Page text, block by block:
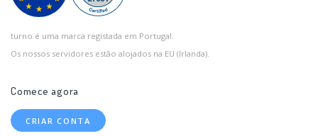
turno é uma marca registada em Portugal.
Os nossos servidores estão alojados na EU (Irlanda).
Comece agora
CRIAR CONTA